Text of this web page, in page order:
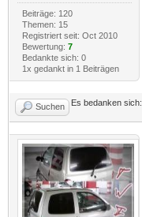
Beiträge: 120
Themen: 15
Registriert seit: Oct 2010
Bewertung: 7
Bedankte sich: 0
1x gedankt in 1 Beiträgen
Suchen Es bedanken sich: